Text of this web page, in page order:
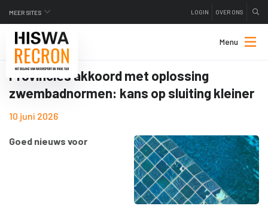
MEER SITES LOGIN OVER ONS
Menu
Provincies akkoord met oplossing
zwembadnormen: kans op sluiting kleiner
10 juni 2026
Goed nieuws voor